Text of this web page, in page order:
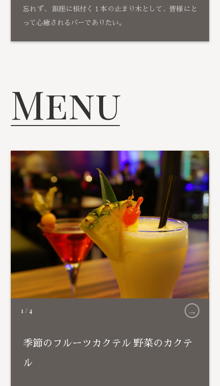
忘れず、 銀座に根付く１本の止まり木として、皆様にと
って心癒されるバーでありたい。
Menu
1 /4 →
季節のフルーツカクテル 野菜のカクテ
ル